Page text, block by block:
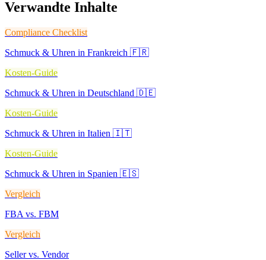
Verwandte Inhalte
Compliance Checklist
Schmuck & Uhren in Frankreich 🇫🇷
Kosten-Guide
Schmuck & Uhren in Deutschland 🇩🇪
Kosten-Guide
Schmuck & Uhren in Italien 🇮🇹
Kosten-Guide
Schmuck & Uhren in Spanien 🇪🇸
Vergleich
FBA vs. FBM
Vergleich
Seller vs. Vendor